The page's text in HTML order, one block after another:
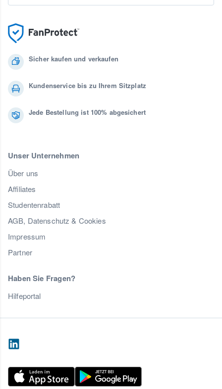
Sicher kaufen und verkaufen
Kundenservice bis zu Ihrem Sitzplatz
Jede Bestellung ist 100% abgesichert
Unser Unternehmen
Über uns
Affiliates
Studentenrabatt
AGB, Datenschutz & Cookies
Impressum
Partner
Haben Sie Fragen?
Hilfeportal